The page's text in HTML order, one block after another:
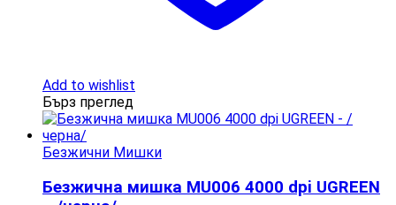
Add to wishlist
Бърз преглед
Безжични Мишки
Безжична мишка МU006 4000 dpi UGREEN